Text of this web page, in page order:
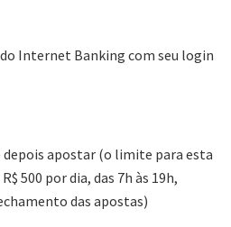
Internet Banking com seu login
depois apostar (o limite para esta
500 por dia, das 7h às 19h,
das apostas)